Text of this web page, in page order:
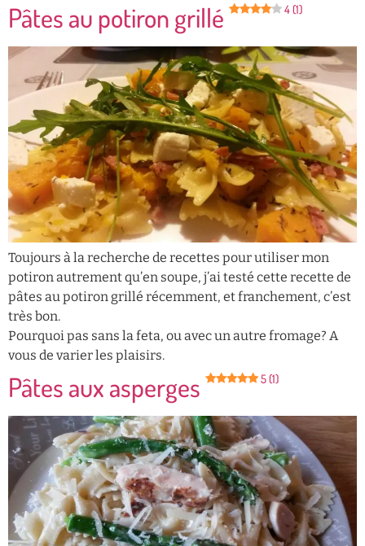
Pâtes au potiron grillé 4 (1)
Toujours à la recherche de recettes pour utiliser mon
potiron autrement qu’en soupe, j’ai testé cette recette de
pâtes au potiron grillé récemment, et franchement, c’est
très bon.
Pourquoi pas sans la feta, ou avec un autre fromage? A
vous de varier les plaisirs.
Pâtes aux asperges 5 (1)